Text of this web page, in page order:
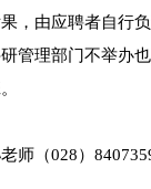
，由应聘者自行负
研管理部门不举办
师（028）